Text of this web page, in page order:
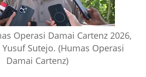
Operasi Damai Cartenz 2026,
Sutejo. (Humas Operasi
Damai Cartenz)